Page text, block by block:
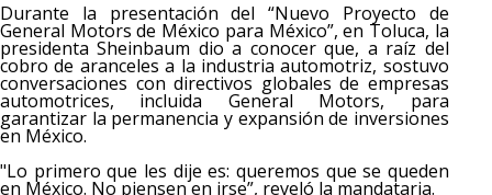
Durante la presentación del “Nuevo Proyecto de
General Motors de México para México”, en Toluca, la
presidenta Sheinbaum dio a conocer que, a raíz del
cobro de aranceles a la industria automotriz, sostuvo
conversaciones con directivos globales de empresas
automotrices, incluida General Motors, para
garantizar la permanencia y expansión de inversiones
en México.
"Lo primero que les dije es: queremos que se queden
en México. No piensen en irse”, reveló la mandataria.